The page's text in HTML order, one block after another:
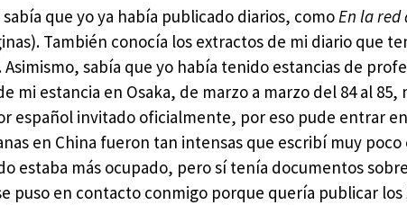
que yo ya había publicado diarios, comoEn la red
También conocía los extractos de mi diario que
sabía que yo había tenido estancias de
mi estancia en Osaka, de marzo a marzo del 84 al
español invitado oficialmente, por eso pude entrar
en China fueron tan intensas que escribí muy
estaba más ocupado, pero sí tenía documentos
puso en contacto conmigo porque quería publicar los